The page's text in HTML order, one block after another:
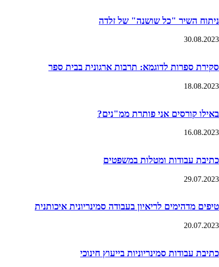
ניתוח השיר "כל שושנה" של זלדה
30.08.2023
סקירת ספרות לדוגמא: תרבות ארגונית בבית ספר
18.08.2023
באילו קורסים אני פותרת ממ"נים?
16.08.2023
כתיבת עבודות ומטלות במשפטים
29.07.2023
טיפים מדהימים לריאיון בעבודה סמינריונית איכותנית
20.07.2023
כתיבת עבודות סמינריוניות בייעוץ חינוכי